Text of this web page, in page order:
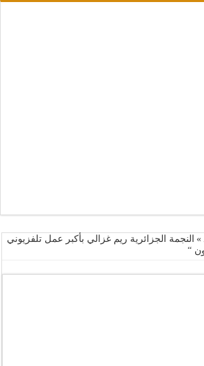
» النجمة الجزائرية ريم غزالي بأكبر عمل تلفزيوني
“